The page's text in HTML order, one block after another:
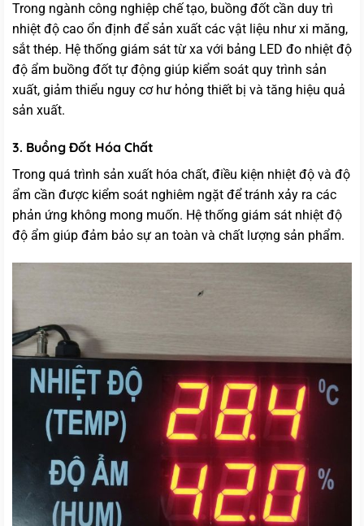
Trong ngành công nghiệp chế tạo, buồng đốt cần duy trì
nhiệt độ cao ổn định để sản xuất các vật liệu như xi măng,
sắt thép. Hệ thống giám sát từ xa với bảng LED đo nhiệt độ
độ ẩm buồng đốt tự động giúp kiểm soát quy trình sản
xuất, giảm thiểu nguy cơ hư hỏng thiết bị và tăng hiệu quả
sản xuất.
3. Buồng Đốt Hóa Chất
Trong quá trình sản xuất hóa chất, điều kiện nhiệt độ và độ
ẩm cần được kiểm soát nghiêm ngặt để tránh xảy ra các
phản ứng không mong muốn. Hệ thống giám sát nhiệt độ
độ ẩm giúp đảm bảo sự an toàn và chất lượng sản phẩm.